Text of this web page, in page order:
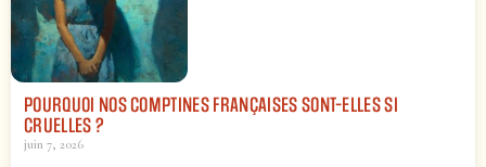
POURQUOI NOS COMPTINES FRANÇAISES SONT-ELLES SI
CRUELLES ?
juin 7, 2026